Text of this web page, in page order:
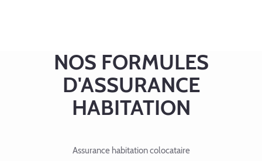
NOS FORMULES
D'ASSURANCE
HABITATION
Assurance habitation colocataire